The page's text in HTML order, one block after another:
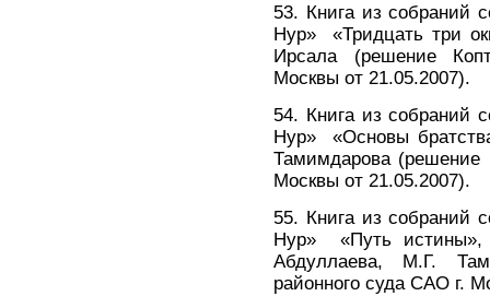
53. Книга из собраний
Нур» «Тридцать три
Ирсала (решение
Москвы от 21.05.2007).
54. Книга из собраний
Нур» «Основы
Тамимдарова (решение
Москвы от 21.05.2007).
55. Книга из собраний
Нур» «Путь истины»,
Абдуллаева, М.Г.
районного суда САО г.